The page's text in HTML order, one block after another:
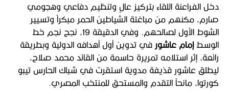
دخل الفراعنة اللقاء بتركيز عالٍ وتنظيم دفاعي وهجومي
صارم، مكنهم من مباغتة الشياطين الحمر مبكراً وتسيير
الشوط الأول لصالحهم. وفي الدقيقة 19، نجح نجم خط
الوسطإمام عاشورفي تدوين أول أهدافه الدولية وبطريقة
رائعة، إثر استلامه تمريرة حاسمة من القائد محمد صلاح،
ليطلق عاشور قذيفة مدوية استقرت في شباك الحارس تيبو
كورتوا، مانحاً التقدم والمستحق للمنتخب المصري.